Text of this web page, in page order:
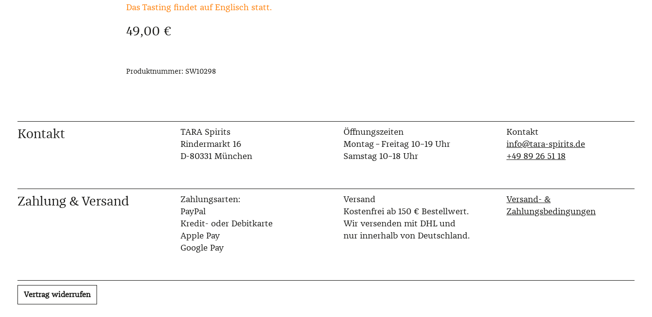
Das Tasting findet auf Englisch statt.
Regulärer Preis:
49,00 €
Produktnummer: SW10298
Kontakt
TARA Spirits
Rindermarkt 16
D-80331 München
Öffnungszeiten
Montag – Freitag 10–19 Uhr
Samstag 10–18 Uhr
Kontakt
info@tara-spirits.de
‭+49 89 26 51 18‬
Zahlung & Versand
Zahlungsarten:
PayPal
Kredit- oder Debitkarte
Apple Pay
Google Pay
Versand
Kostenfrei ab 150 € Bestellwert.
Wir versenden mit DHL und
nur innerhalb von Deutschland.
Versand- &
Zahlungsbedingungen
Vertrag widerrufen